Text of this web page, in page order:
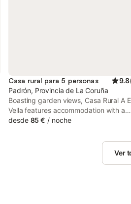
Casa rural para 5 personas 9.8
Padrón, Provincia de La Coruña
Boasting garden views, Casa Rural A
Vella features accommodation with a
garden and a patio, around 16 km from
property offers access to a balcony,
desde 85 € / noche
Ver